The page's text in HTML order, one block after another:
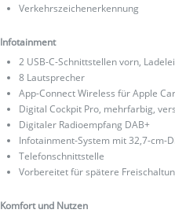
Verkehrszeichenerkennung
Infotainment
2 USB-C-Schnittstellen vorn,
8 Lautsprecher
App-Connect Wireless für Apple
Digital Cockpit Pro, mehrfarbig,
Digitaler Radioempfang DAB+
Infotainment-System mit 32,7-cm-
Telefonschnittstelle
Vorbereitet für spätere
Komfort und Nutzen